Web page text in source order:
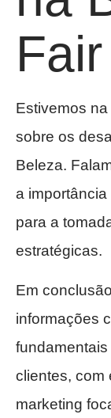
Fair
Estivemos
sobre os
Beleza.
a
para a
estratégicas.
Em
informações
clientes, com
marketing